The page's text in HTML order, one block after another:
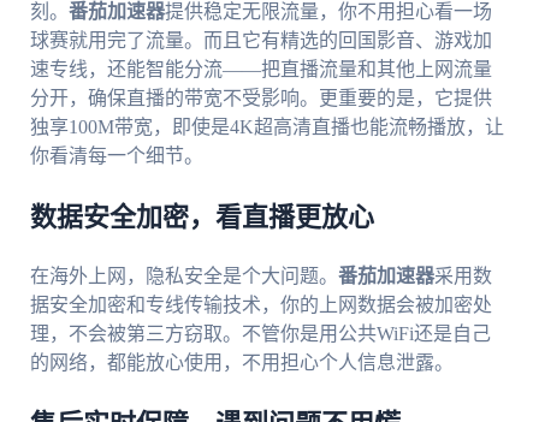
刻。 番茄加速器提供稳定无限流量，你不用担心看一场
球赛就用完了流量。而且它有精选的回国影音、游戏加
速专线，还能智能分流——把直播流量和其他上网流量
分开，确保直播的带宽不受影响。更重要的是，它提供
独享100M带宽，即使是4K超高清直播也能流畅播放，让
你看清每一个细节。
数据安全加密，看直播更放心
在海外上网，隐私安全是个大问题。 番茄加速器采用数
据安全加密和专线传输技术，你的上网数据会被加密处
理，不会被第三方窃取。不管你是用公共WiFi还是自己
的网络，都能放心使用，不用担心个人信息泄露。